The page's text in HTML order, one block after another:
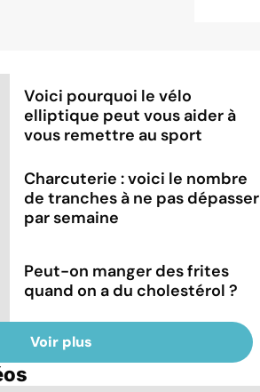
Voici pourquoi le vélo
elliptique peut vous aider à
vous remettre au sport
Charcuterie : voici le nombre
de tranches à ne pas dépasser
par semaine
Peut-on manger des frites
quand on a du cholestérol ?
Voir plus